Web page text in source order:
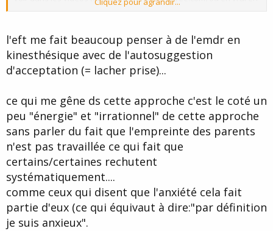
le faisant sur les autres, ça marche vraiment fort, comme dans les
l'eft me fait beaucoup penser à de l'emdr en
kinesthésique avec de l'autosuggestion
d'acceptation (= lacher prise)...
ce qui me gêne ds cette approche c'est le coté un
peu "énergie" et "irrationnel" de cette approche
sans parler du fait que l'empreinte des parents
n'est pas travaillée ce qui fait que
certains/certaines rechutent
systématiquement....
comme ceux qui disent que l'anxiété cela fait
partie d'eux (ce qui équivaut à dire:"par définition
je suis anxieux".